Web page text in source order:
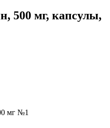
500 мг, капсулы,
мг №1